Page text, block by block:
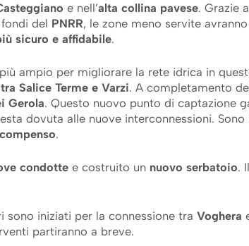
e nell’alta collina pavese. Grazie
del PNRR, le zone meno servite
sicuro e affidabile.
ampio per migliorare la rete idrica in
Salice Terme e Varzi. A completamento
Gerola. Questo nuovo punto di captazione
dovuta alle nuove interconnessioni.
.
condotte e costruito un nuovo serbatoio.
iniziati per la connessione tra Voghera
partiranno a breve.